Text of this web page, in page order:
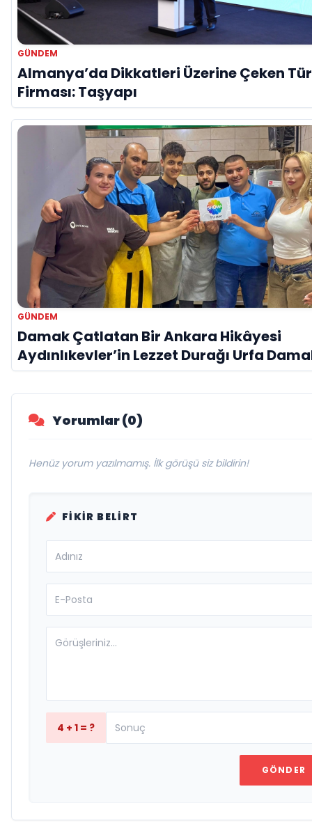
GÜNDEM
Almanya’da Dikkatleri Üzerine Çeken
Firması: Taşyapı
GÜNDEM
Damak Çatlatan Bir Ankara Hikâyesi
Aydınlıkevler’in Lezzet Durağı Urfa
Yorumlar (0)
Henüz yorum yazılmamış. İlk görüşü siz bildirin!
FIKIR BELIRT
4 + 1 = ?
GÖNDER